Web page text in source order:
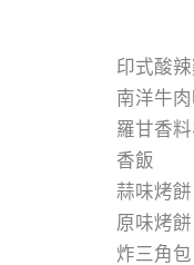
印式酸
南洋牛
羅甘香
香飯
蒜味
原味
炸三